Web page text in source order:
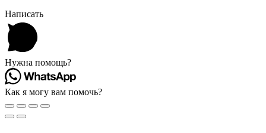
Написать
Нужна помощь?
Как я могу вам помочь?